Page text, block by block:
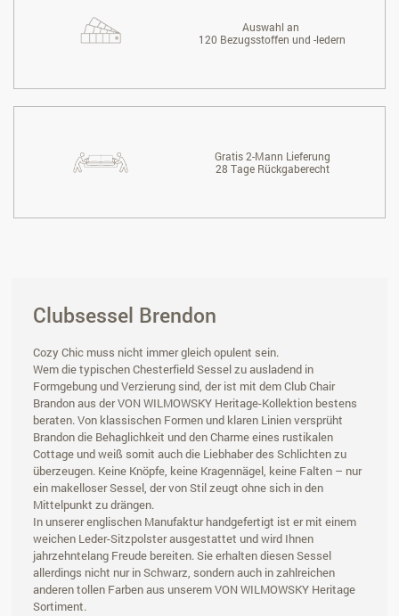
Auswahl an
120 Bezugsstoffen und -ledern
Gratis 2-Mann Lieferung
28 Tage Rückgaberecht
Clubsessel Brendon
Cozy Chic muss nicht immer gleich opulent sein.
Wem die typischen Chesterfield Sessel zu ausladend in
Formgebung und Verzierung sind, der ist mit dem Club Chair
Brandon aus der VON WILMOWSKY Heritage-Kollektion bestens
beraten. Von klassischen Formen und klaren Linien versprüht
Brandon die Behaglichkeit und den Charme eines rustikalen
Cottage und weiß somit auch die Liebhaber des Schlichten zu
überzeugen. Keine Knöpfe, keine Kragennägel, keine Falten – nur
ein makelloser Sessel, der von Stil zeugt ohne sich in den
Mittelpunkt zu drängen.
In unserer englischen Manufaktur handgefertigt ist er mit einem
weichen Leder-Sitzpolster ausgestattet und wird Ihnen
jahrzehntelang Freude bereiten. Sie erhalten diesen Sessel
allerdings nicht nur in Schwarz, sondern auch in zahlreichen
anderen tollen Farben aus unserem VON WILMOWSKY Heritage
Sortiment.